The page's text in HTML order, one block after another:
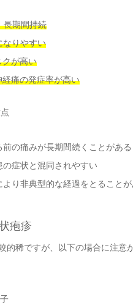
長期間持続
なりやすい
クが高い
痛の発症率が高い
前の痛みが長期間続くことがある
の症状と混同されやすい
より非典型的な経過をとることが
疱疹
的稀ですが、以下の場合に注意